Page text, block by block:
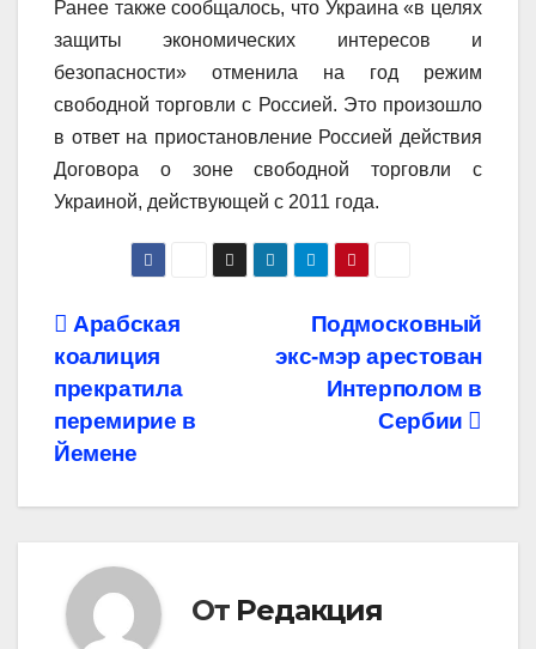
Ранее также сообщалось, что Украина «в целях
защиты экономических интересов и
безопасности» отменила на год режим
свободной торговли с Россией. Это произошло
в ответ на приостановление Россией действия
Договора о зоне свободной торговли с
Украиной, действующей с 2011 года.
Навигация
по
записям
Подмосковный
экс-мэр арестован
Интерполом в
Сербии
Арабская
коалиция
прекратила
перемирие в
Йемене
От Редакция